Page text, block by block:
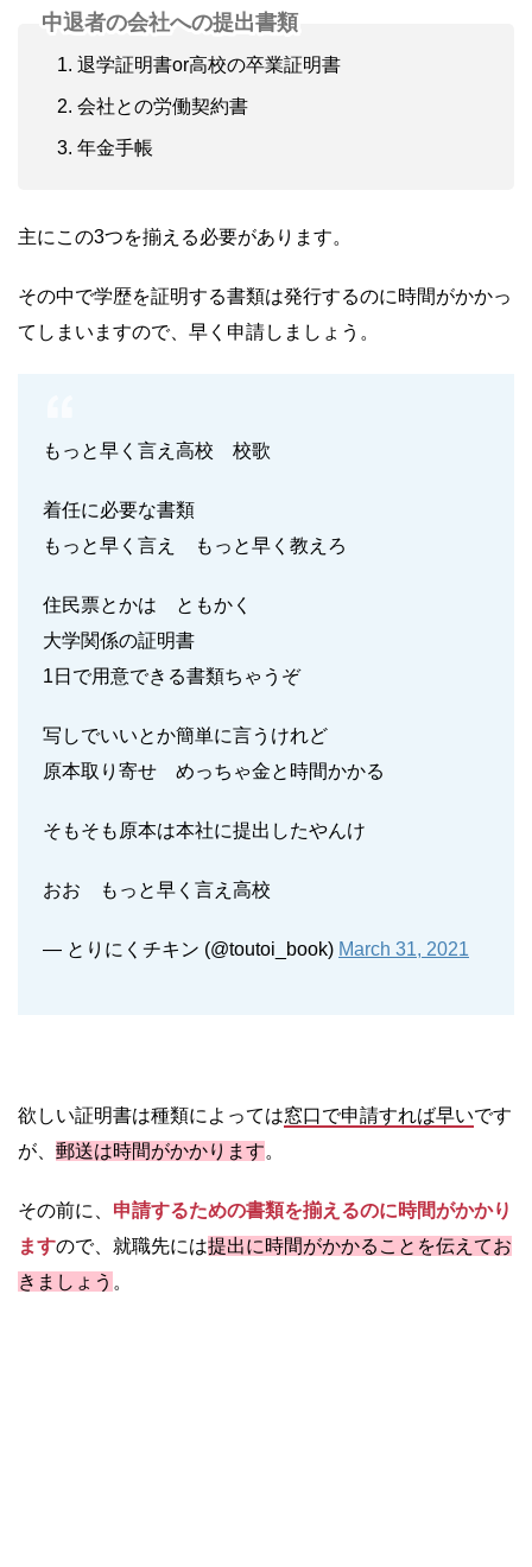
中退者の会社への提出書類
退学証明書or高校の卒業証明書
会社との労働契約書
年金手帳
主にこの3つを揃える必要があります。
その中で学歴を証明する書類は発行するのに時間がかかっ
てしまいますので、早く申請しましょう。
もっと早く言え高校 校歌
着任に必要な書類
もっと早く言え もっと早く教えろ
住民票とかは ともかく
大学関係の証明書
1日で用意できる書類ちゃうぞ
写しでいいとか簡単に言うけれど
原本取り寄せ めっちゃ金と時間かかる
そもそも原本は本社に提出したやんけ
おお もっと早く言え高校
— とりにくチキン (@toutoi_book) March 31, 2021
欲しい証明書は種類によっては窓口で申請すれば早いです
が、 郵送は時間がかかります。
その前に、 申請するための書類を揃えるのに時間がかかり
ますので、就職先には提出に時間がかかることを伝えてお
きましょう 。